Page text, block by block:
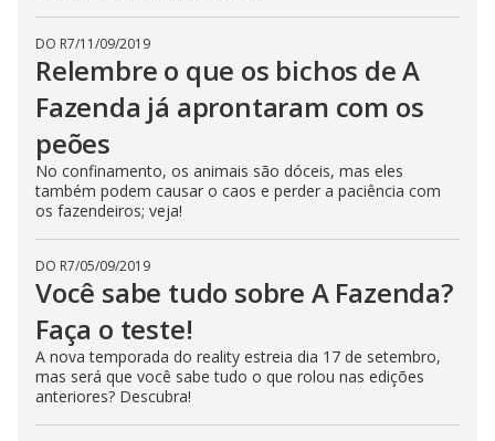
DO R7/11/09/2019
Relembre o que os bichos de A
Fazenda já aprontaram com os
peões
No confinamento, os animais são dóceis, mas eles
também podem causar o caos e perder a paciência com
os fazendeiros; veja!
DO R7/05/09/2019
Você sabe tudo sobre A Fazenda?
Faça o teste!
A nova temporada do reality estreia dia 17 de setembro,
mas será que você sabe tudo o que rolou nas edições
anteriores? Descubra!